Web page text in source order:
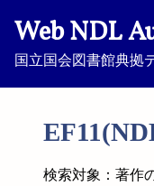
Web NDL
国立国会図書館典拠
検索対象：著作